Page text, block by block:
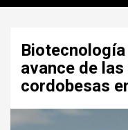
avance de
cordobesas